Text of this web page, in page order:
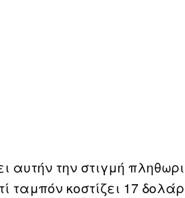
αυτήν την στιγμή
ταμπόν κοστίζει 17